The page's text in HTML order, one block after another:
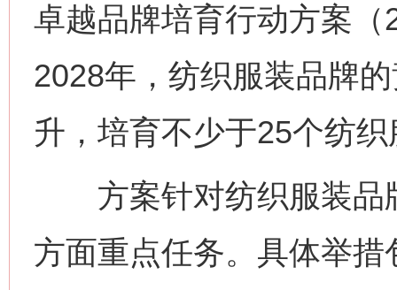
卓越品牌培育行动方案
2028年，纺织服装品牌
升，培育不少于25个纺
方案针对纺织服装品
方面重点任务。具体举